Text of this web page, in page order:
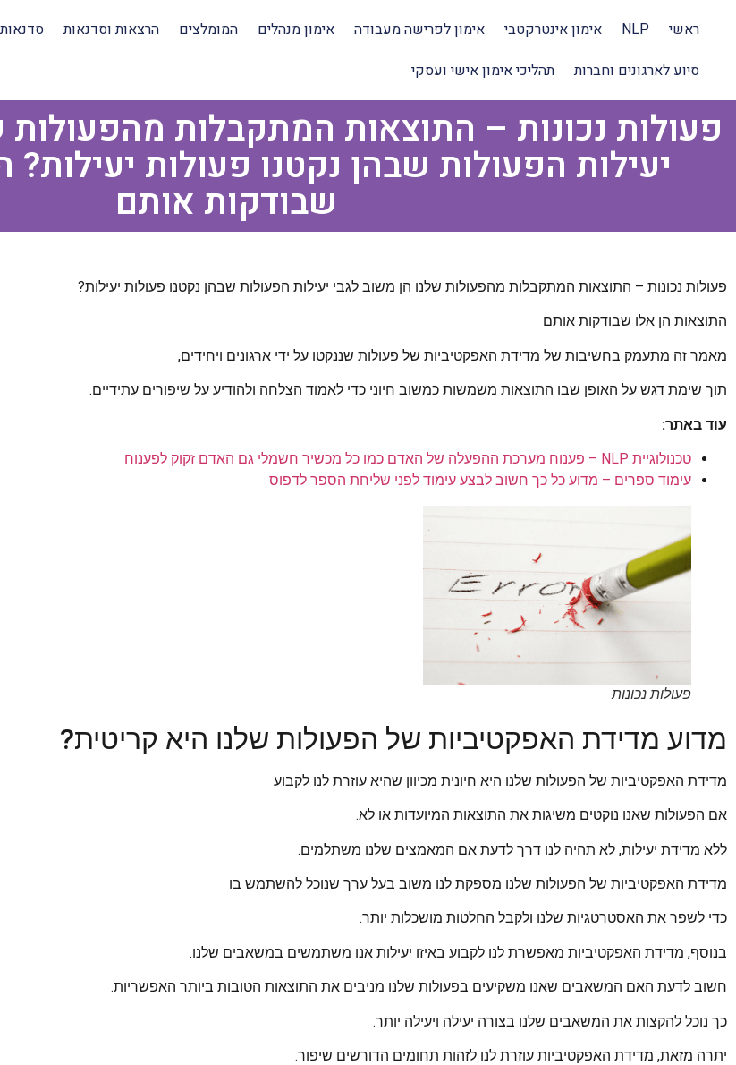
ראשי NLP אימון אינטרקטבי אימון לפרישה מעבודה אימון מנהלים המומלצים הרצאות וסדנאות
סיוע לארגונים וחברות
תהליכי אימון אישי ועסקי
פעולות נכונות – התוצאות המתקבלות מהפעולות
יעילות הפעולות שבהן נקטנו פעולות יעילות?
שבודקות אותם
פעולות נכונות – התוצאות המתקבלות מהפעולות שלנו הן משוב לגבי יעילות הפעולות שבהן נקטנו פעולות יעילות?
התוצאות הן אלו שבודקות אותם
מאמר זה מתעמק בחשיבות של מדידת האפקטיביות של פעולות שננקטו על ידי ארגונים ויחידים,
תוך שימת דגש על האופן שבו התוצאות משמשות כמשוב חיוני כדי לאמוד הצלחה ולהודיע על שיפורים עתידיים.
עוד באתר:
טכנולוגיית NLP – פענוח מערכת ההפעלה של האדם כמו כל מכשיר חשמלי גם האדם זקוק לפענוח
עימוד ספרים – מדוע כל כך חשוב לבצע עימוד לפני שליחת הספר לדפוס
פעולות נכונות
מדוע מדידת האפקטיביות של הפעולות שלנו היא קריטית?
מדידת האפקטיביות של הפעולות שלנו היא חיונית מכיוון שהיא עוזרת לנו לקבוע
אם הפעולות שאנו נוקטים משיגות את התוצאות המיועדות או לא.
ללא מדידת יעילות, לא תהיה לנו דרך לדעת אם המאמצים שלנו משתלמים.
מדידת האפקטיביות של הפעולות שלנו מספקת לנו משוב בעל ערך שנוכל להשתמש בו
כדי לשפר את האסטרטגיות שלנו ולקבל החלטות מושכלות יותר.
בנוסף, מדידת האפקטיביות מאפשרת לנו לקבוע באיזו יעילות אנו משתמשים במשאבים שלנו.
חשוב לדעת האם המשאבים שאנו משקיעים בפעולות שלנו מניבים את התוצאות הטובות ביותר האפשריות.
כך נוכל להקצות את המשאבים שלנו בצורה יעילה ויעילה יותר.
יתרה מזאת, מדידת האפקטיביות עוזרת לנו לזהות תחומים הדורשים שיפור.